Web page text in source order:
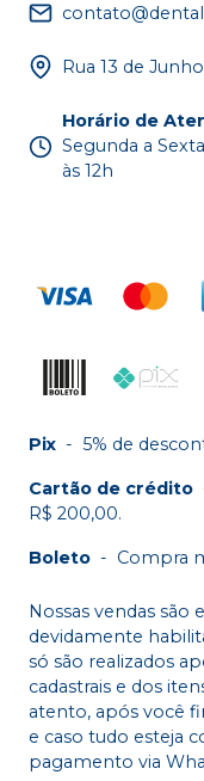
Rua 13 de
Horário de
Segunda a
às 12h
Pix - 5% de
Cartão de crédito
R$ 200,00.
Boleto - Compra
Nossas vendas são
devidamente
só são realizados
cadastrais e dos
atento, após você
e caso tudo esteja
pagamento via